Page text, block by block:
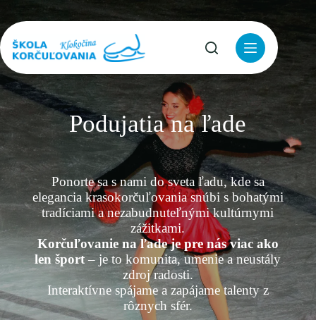
content
Podujatia na ľade
Ponorte sa s nami do sveta ľadu, kde sa
elegancia krasokorčuľovania snúbi s bohatými
tradíciami a nezabudnuteľnými kultúrnymi
zážitkami.
Korčuľovanie na ľade je pre nás viac ako
len šport– je to komunita, umenie a neustály
zdroj radosti.
Interaktívne spájame a zapájame talenty z
rôznych sfér.